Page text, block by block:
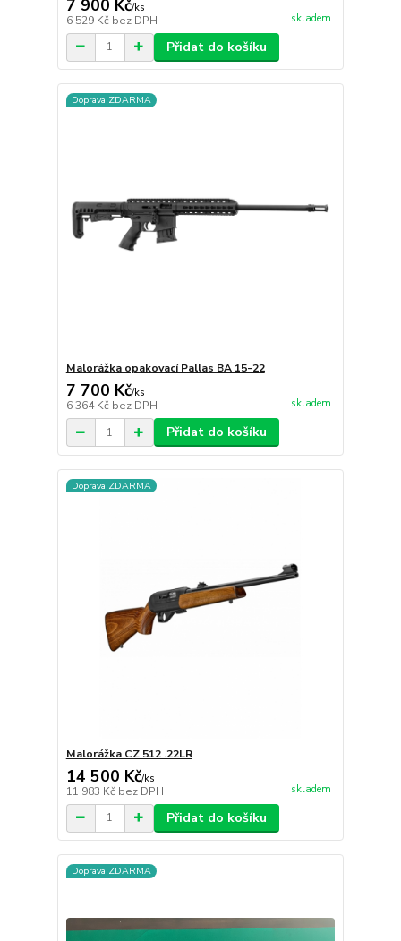
7 900 Kč/ks
6 529 Kč bez DPH skladem
Přidat do košíku
Doprava ZDARMA
Malorážka opakovací Pallas BA 15-22
7 700 Kč/ks
6 364 Kč bez DPH skladem
Přidat do košíku
Doprava ZDARMA
Malorážka CZ 512 .22LR
14 500 Kč/ks
11 983 Kč bez DPH skladem
Přidat do košíku
Doprava ZDARMA